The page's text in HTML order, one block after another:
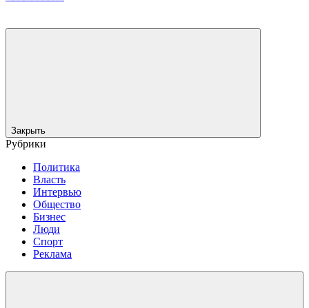
Закрыть
Рубрики
Политика
Власть
Интервью
Общество
Бизнес
Люди
Спорт
Реклама